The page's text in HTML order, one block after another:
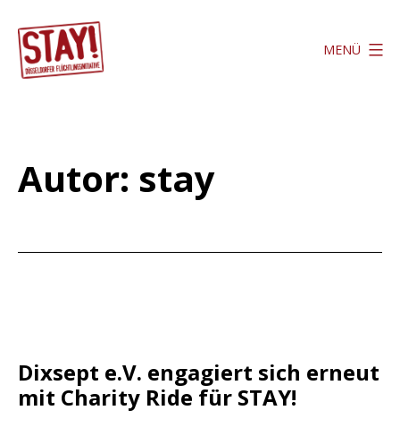
Inhalt
springen
MENÜ
Autor: stay
Dixsept e.V. engagiert sich erneut
mit Charity Ride für STAY!